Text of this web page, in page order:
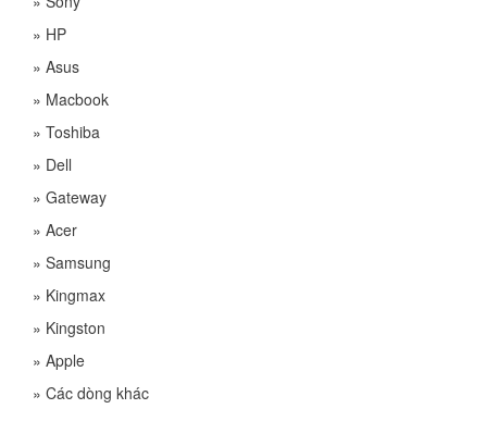
» HP
» Asus
» Macbook
» Toshiba
» Dell
» Gateway
» Acer
» Samsung
» Kingmax
» Kingston
» Apple
» Các dòng khác